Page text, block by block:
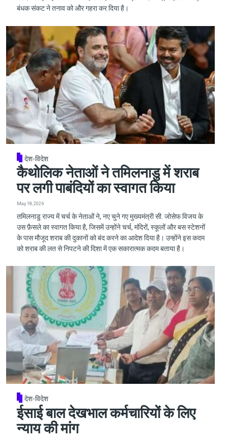
बंधक संकट ने तनाव को और गहरा कर दिया है।
देश-विदेश
कैथोलिक नेताओं ने तमिलनाडु में शराब
पर लगी पाबंदियों का स्वागत किया
May 18, 2026
तमिलनाडु राज्य में चर्च के नेताओं ने, नए चुने गए मुख्यमंत्री सी. जोसेफ विजय के
उस फ़ैसले का स्वागत किया है, जिसमें उन्होंने चर्च, मंदिरों, स्कूलों और बस स्टेशनों
के पास मौजूद शराब की दुकानों को बंद करने का आदेश दिया है। उन्होंने इस कदम
को शराब की लत से निपटने की दिशा में एक सकारात्मक कदम बताया है।
देश-विदेश
ईसाई बाल देखभाल कर्मचारियों के लिए
न्याय की मांग